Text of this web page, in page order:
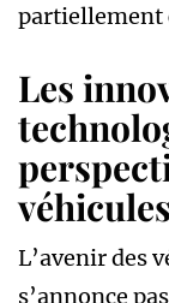
partiellement
Les
L’avenir des
s’annonce